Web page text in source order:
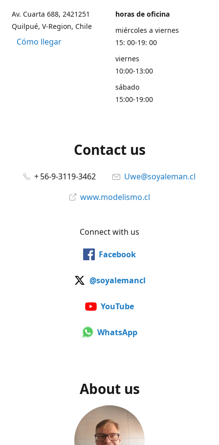
Av. Cuarta 688, 2421251
Quilpué, V-Region, Chile
Cómo llegar
horas de oficina
miércoles a viernes
15: 00-19: 00
viernes
10:00-13:00
sábado
15:00-19:00
Contact us
+ 56-9-3119-3462
Uwe@soyaleman.cl
www.modelismo.cl
Connect with us
Facebook
@soyalemancl
YouTube
WhatsApp
About us